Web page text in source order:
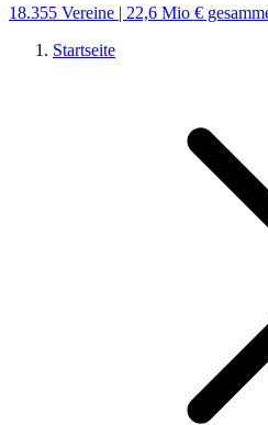
18.355 Vereine | 22,6 Mio €
Startseite